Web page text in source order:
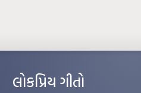
લોકપ્રિય ગીતો